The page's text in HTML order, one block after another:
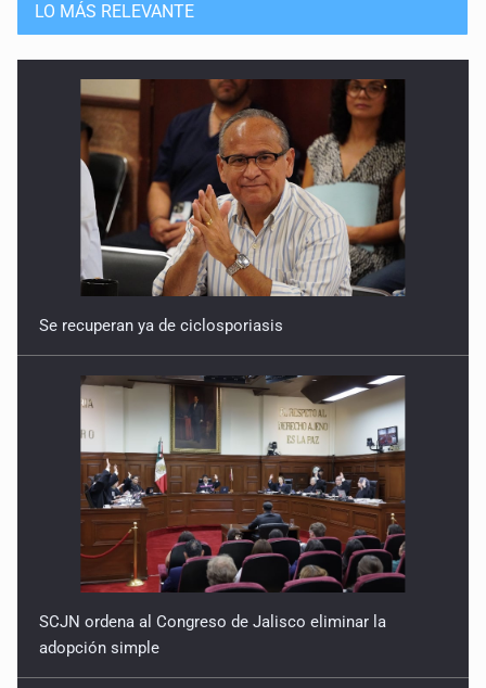
LO MÁS RELEVANTE
Se recuperan ya de ciclosporiasis
SCJN ordena al Congreso de Jalisco eliminar la
adopción simple